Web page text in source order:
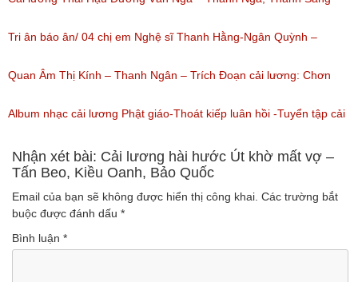
(Lượt nghe: 1,226)
nguyên tuồng
(Lượt nghe: 864)
Tri ân báo ân/ 04 chị em Nghệ sĩ Thanh Hằng-Ngân Quỳnh –
Thanh Ngọc – NSƯT Thanh Ngân
(Lượt nghe: 527)
Quan Âm Thị Kính – Thanh Ngân – Trích Đoạn cải lương: Chơn
Tâm 6
(Lượt nghe: 622)
Album nhạc cải lương Phật giáo-Thoát kiếp luân hồi -Tuyển tập cải
lương NSUT Thanh Ngân hay nhất
(Lượt nghe: 606)
Nhận xét bài: Cải lương hài hước Út khờ mất vợ –
Tấn Beo, Kiều Oanh, Bảo Quốc
Email của bạn sẽ không được hiển thị công khai. Các trường bắt
buộc được đánh dấu *
Bình luận *